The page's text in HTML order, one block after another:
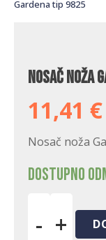
Gardena tip 9825
Nosač noža
11,41 €
Nosač noža
Dostupno
- +